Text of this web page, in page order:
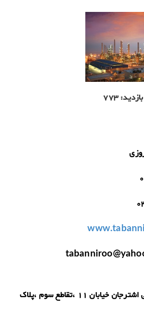
773
اصفهان، شهرک صنعتی اشترجان خیابان 11 ،تقاطع سوم ،پلاک